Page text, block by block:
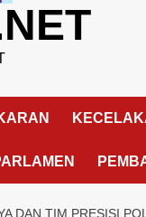
DAN TIM PRESISI